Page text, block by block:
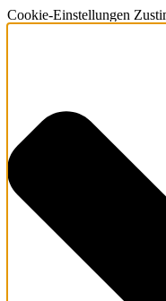
Cookie-Einstellungen